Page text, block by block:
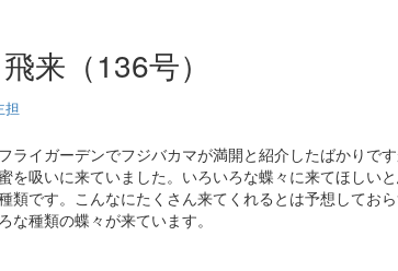
来（136号）
担
ライガーデンでフジバカマが満開と紹介したばかりで
を吸いに来ていました。いろいろな蝶々に来てほしい
類です。こんなにたくさん来てくれるとは予想してお
な種類の蝶々が来ています。